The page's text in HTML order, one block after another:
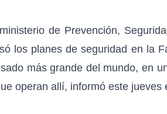
de Prevención,
los planes de seguridad en la
más grande del mundo, en
operan allí, informó este jueves